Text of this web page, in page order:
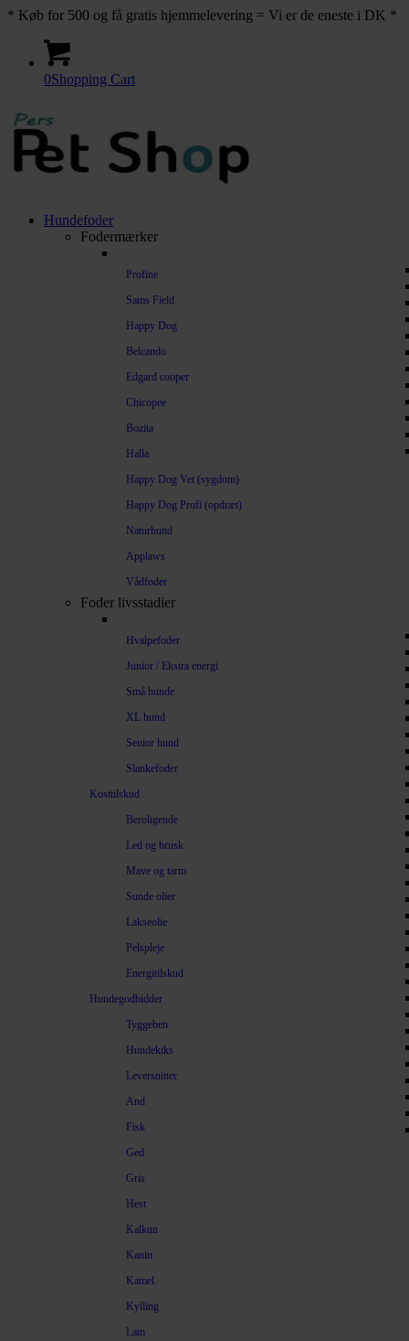
* Køb for 500 og få gratis hjemmelevering = Vi er de eneste i DK *
0Shopping Cart
Hundefoder
Fodermærker
Profine
Sams Field
Happy Dog
Belcando
Edgard cooper
Chicopee
Bozita
Halla
Happy Dog Vet (sygdom)
Happy Dog Profi (opdræt)
Naturhund
Applaws
Vådfoder
Foder livsstadier
Hvalpefoder
Junior / Ekstra energi
Små hunde
XL hund
Senior hund
Slankefoder
Kosttilskud
Beroligende
Led og brusk
Mave og tarm
Sunde olier
Lakseolie
Pelspleje
Energitilskud
Hundegodbidder
Tyggeben
Hundekiks
Leversnitter
And
Fisk
Ged
Gris
Hest
Kalkun
Kanin
Kamel
Kylling
Lam